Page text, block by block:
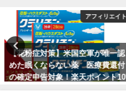
アフィリエイト
【花粉症対策】米国空軍が唯一認
めた眠くならない薬 医療費還付
の確定申告対象！楽天ポイント10
倍！【第(2)類医薬品】クラリチン